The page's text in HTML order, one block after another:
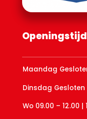
Maandag
Dinsdag Gesloten
Wo 09.00 – 12.00 |